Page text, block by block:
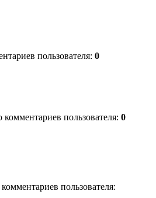
пользователя: 0
пользователя: 0
пользователя: